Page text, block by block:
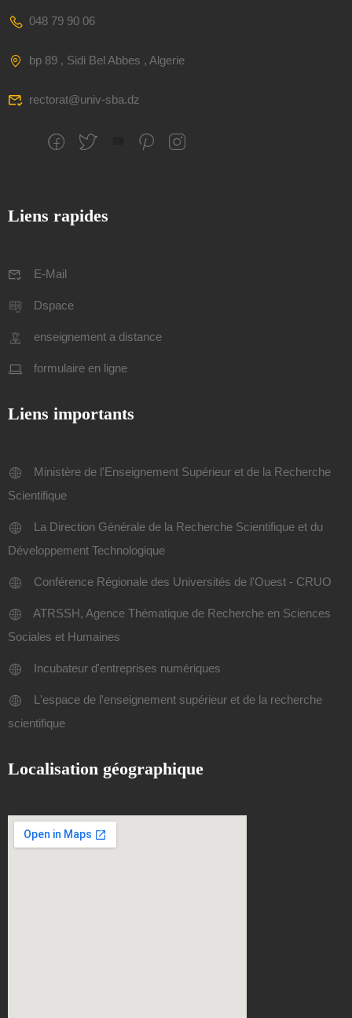
048 79 90 06
bp 89 , Sidi Bel Abbes , Algerie
rectorat@univ-sba.dz
Liens rapides
E-Mail
Dspace
enseignement a distance
formulaire en ligne
Liens importants
Ministère de l'Enseignement Supérieur et de la Recherche
Scientifique
La Direction Générale de la Recherche Scientifique et du
Développement Technologique
Conférence Régionale des Universités de l'Ouest - CRUO
ATRSSH, Agence Thématique de Recherche en Sciences
Sociales et Humaines
Incubateur d'entreprises numériques
L'espace de l'enseignement supérieur et de la recherche
scientifique
Localisation géographique